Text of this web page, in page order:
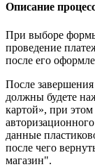
Описание
При выборе
проведение
после его
После
должны будете
картой», при
данные
после чего
магазин".